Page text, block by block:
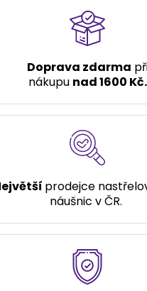
Doprava zdarma
nákupu nad 1600 Kč.
prodejce
náušnic v ČR.